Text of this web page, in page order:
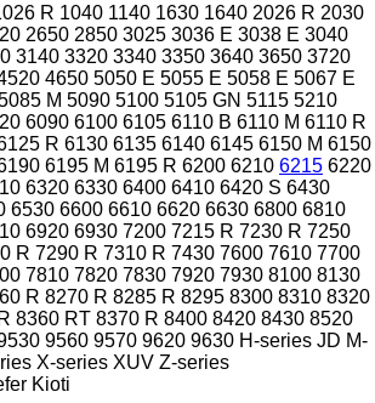
R 1040 1140 1630 1640 2026 R 2030
2650 2850 3025 3036 E 3038 E 3040
3140 3320 3340 3350 3640 3650 3720
4650 5050 E 5055 E 5058 E 5067 E
M 5090 5100 5105 GN 5115 5210
6090 6100 6105 6110 B 6110 M 6110 R
R 6130 6135 6140 6145 6150 M 6150
6195 M 6195 R 6200 6210 6215 6220
6320 6330 6400 6410 6420 S 6430
6530 6600 6610 6620 6630 6800 6810
6920 6930 7200 7215 R 7230 R 7250
R 7290 R 7310 R 7430 7600 7610 7700
7810 7820 7830 7920 7930 8100 8130
R 8270 R 8285 R 8295 8300 8310 8320
8360 RT 8370 R 8400 8420 8430 8520
9560 9570 9620 9630 H-series JD M-
X-series XUV Z-series
Kioti